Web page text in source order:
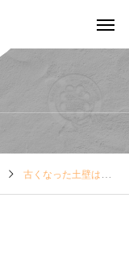
古くなった土壁は塗装によるリフォームも可能